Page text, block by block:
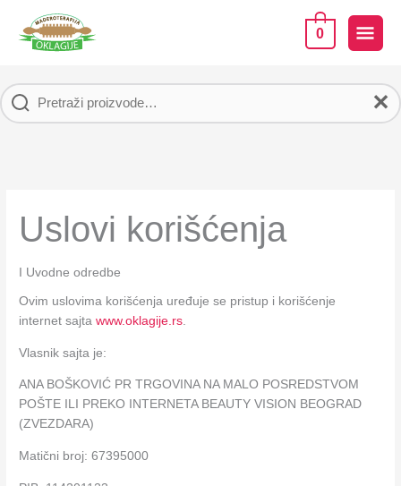
sadržaj
0
✕
Uslovi korišćenja
I Uvodne odredbe
Ovim uslovima korišćenja uređuje se pristup i korišćenje
internet sajtawww.oklagije.rs
Vlasnik sajta je:
ANA BOŠKOVIĆ PR TRGOVINA NA MALO POSREDSTVOM
POŠTE ILI PREKO INTERNETA BEAUTY VISION BEOGRAD
(ZVEZDARA)
Matični broj: 67395000